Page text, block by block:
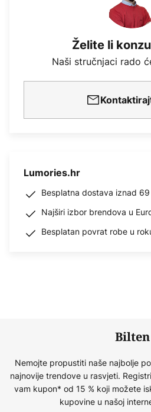
Želite li
Naši stručnjaci rado
Lumories.hr
Besplatna dostava iznad
Najširi izbor brendova u
Besplatan povrat robe u
Bilten
Nemojte propustiti naše najbolje
najnovije trendove u rasvjeti.
vam kupon* od 15 % koji možete
kupovine u našoj